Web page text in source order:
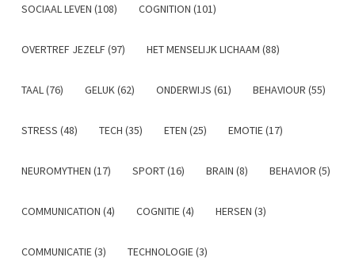
SOCIAAL LEVEN (108) COGNITION (101)
OVERTREF JEZELF (97) HET MENSELIJK LICHAAM (88)
TAAL (76) GELUK (62) ONDERWIJS (61) BEHAVIOUR (55)
STRESS (48) TECH (35) ETEN (25) EMOTIE (17)
NEUROMYTHEN (17) SPORT (16) BRAIN (8) BEHAVIOR (5)
COMMUNICATION (4) COGNITIE (4) HERSEN (3)
COMMUNICATIE (3) TECHNOLOGIE (3)